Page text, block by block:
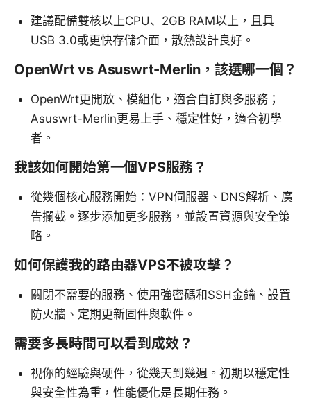
建議配備雙核以上CPU、2GB RAM以上，且具
USB 3.0或更快存儲介面，散熱設計良好。
OpenWrt vs Asuswrt-Merlin，該選哪一個？
OpenWrt更開放、模組化，適合自訂與多服務；
Asuswrt-Merlin更易上手、穩定性好，適合初學
者。
我該如何開始第一個VPS服務？
從幾個核心服務開始：VPN伺服器、DNS解析、廣
告攔截。逐步添加更多服務，並設置資源與安全策
略。
如何保護我的路由器VPS不被攻擊？
關閉不需要的服務、使用強密碼和SSH金鑰、設置
防火牆、定期更新固件與軟件。
需要多長時間可以看到成效？
視你的經驗與硬件，從幾天到幾週。初期以穩定性
與安全性為重，性能優化是長期任務。